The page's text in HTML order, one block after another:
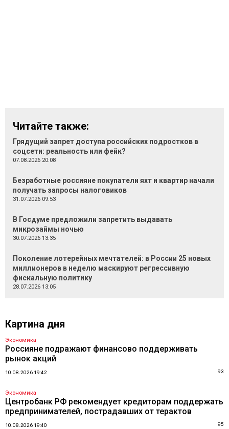
Читайте также:
Грядущий запрет доступа российских подростков в
соцсети: реальность или фейк?
07.08.2026 20:08
Безработные россияне покупатели яхт и квартир начали
получать запросы налоговиков
31.07.2026 09:53
В Госдуме предложили запретить выдавать
микрозаймы ночью
30.07.2026 13:35
Поколение лотерейных мечтателей: в России 25 новых
миллионеров в неделю маскируют регрессивную
фискальную политику
28.07.2026 13:05
Картина дня
Экономика
Россияне подражают финансово поддерживать
рынок акций
10.08.2026 19:42 93
Экономика
Центробанк РФ рекомендует кредиторам поддержать
предпринимателей, пострадавших от терактов
10.08.2026 19:40 95